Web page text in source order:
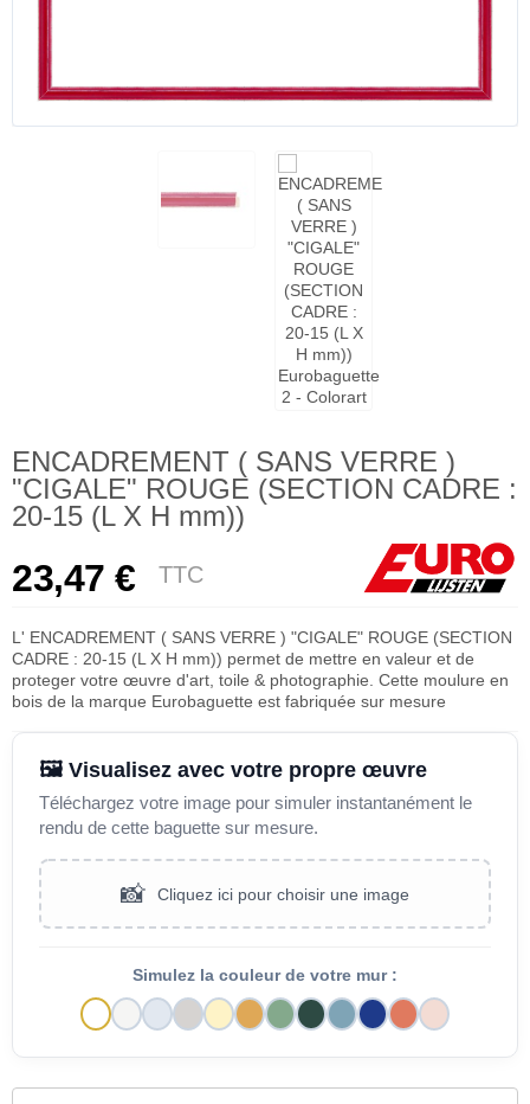
ENCADREMENT ( SANS VERRE )
"CIGALE" ROUGE (SECTION CADRE :
20-15 (L X H mm))
23,47 € TTC
L' ENCADREMENT ( SANS VERRE ) "CIGALE" ROUGE (SECTION
CADRE : 20-15 (L X H mm)) permet de mettre en valeur et de
proteger votre œuvre d'art, toile & photographie. Cette moulure en
bois de la marque Eurobaguette est fabriquée sur mesure
🖼️ Visualisez avec votre propre œuvre
Téléchargez votre image pour simuler instantanément le
rendu de cette baguette sur mesure.
📸 Cliquez ici pour choisir une image
Simulez la couleur de votre mur :